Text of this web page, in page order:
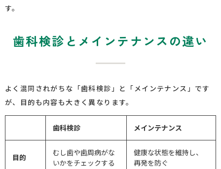
す。
歯科検診とメインテナンスの違い
よく混同されがちな「歯科検診」と「メインテナンス」です
が、目的も内容も大きく異なります。
歯科検診 メインテナンス
目的
むし歯や歯周病がな
いかをチェックする
健康な状態を維持し、
再発を防ぐ